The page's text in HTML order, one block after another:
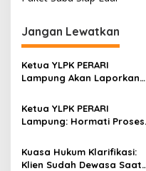
i
g
a
s
i
p
o
s
Jangan Lewatkan
Ketua YLPK PERARI
Lampung Akan Laporkan
ke Polisi: “Saya Merasa
Dicemarkan”
Ketua YLPK PERARI
Lampung: Hormati Proses
Kepentingan Pribadi dalam
Isu Pergantian Sekda dan
Kuasa Hukum Klarifikasi:
Klien Sudah Dewasa Saat